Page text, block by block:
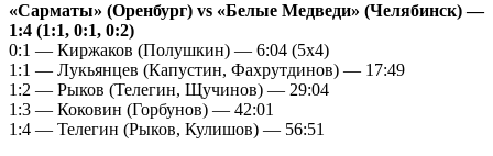
«Сарматы» (Оренбург) vs «Белые Медведи» (Челябинск) —
1:4 (1:1, 0:1, 0:2)
0:1 — Киржаков (Полушкин) — 6:04 (5x4)
1:1 — Лукьянцев (Капустин, Фахрутдинов) — 17:49
1:2 — Рыков (Телегин, Щучинов) — 29:04
1:3 — Коковин (Горбунов) — 42:01
1:4 — Телегин (Рыков, Кулишов) — 56:51